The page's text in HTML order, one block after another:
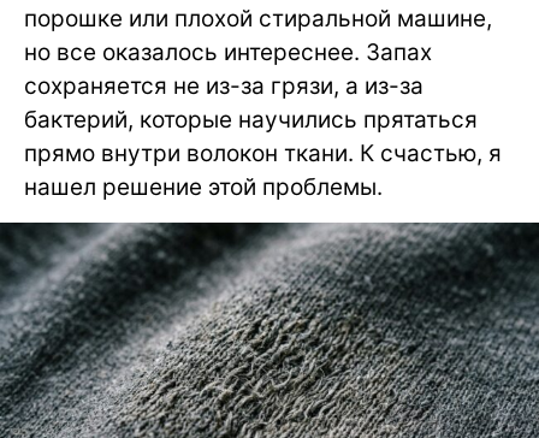
порошке или плохой стиральной машине,
но все оказалось интереснее. Запах
сохраняется не из-за грязи, а из-за
бактерий, которые научились прятаться
прямо внутри волокон ткани. К счастью, я
нашел решение этой проблемы.